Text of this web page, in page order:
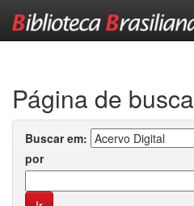
Página de busca
Buscar em:
por